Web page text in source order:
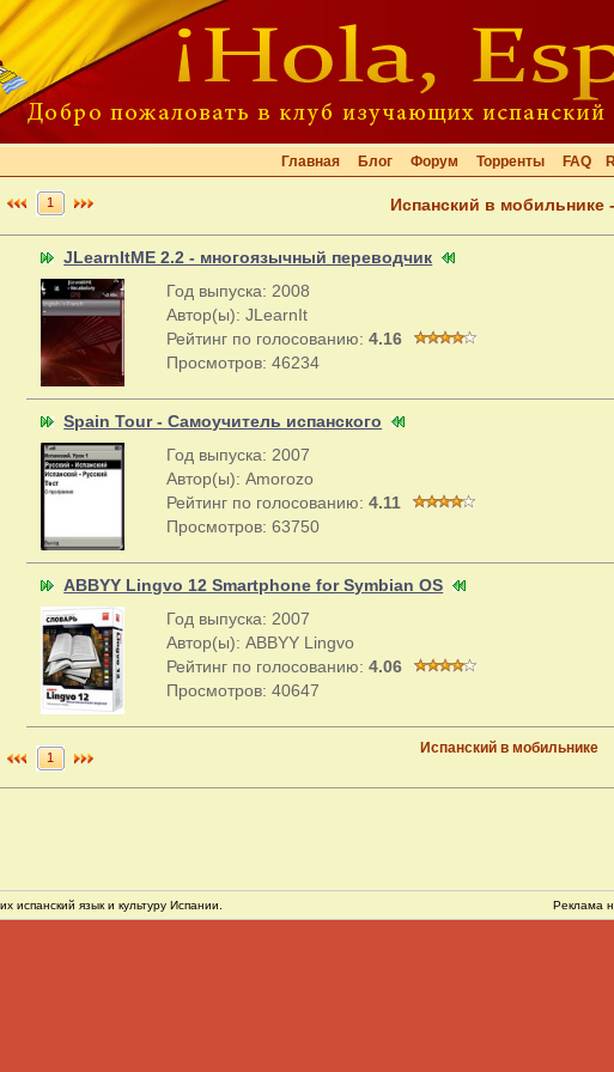
Главная Блог Форум Торренты FAQ
1 Испанский в мобильнике
JLearnItME 2.2 - многоязычный переводчик
Год выпуска: 2008
Автор(ы): JLearnIt
Рейтинг по голосованию:4.16
Просмотров: 46234
Spain Tour - Самоучитель испанского
Год выпуска: 2007
Автор(ы): Amorozo
Рейтинг по голосованию:4.11
Просмотров: 63750
ABBYY Lingvo 12 Smartphone for Symbian OS
Год выпуска: 2007
Автор(ы): ABBYY Lingvo
Рейтинг по голосованию:4.06
Просмотров: 40647
1
Испанский в мобильнике
испанский язык и культуру Испании. Реклама